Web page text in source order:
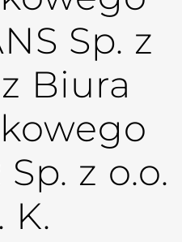
Sp. z
Biura
Sp. z o.o.
K.